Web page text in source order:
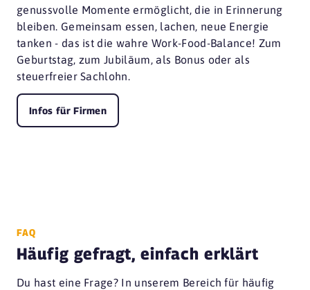
genussvolle Momente ermöglicht, die in Erinnerung
bleiben. Gemeinsam essen, lachen, neue Energie
tanken - das ist die wahre Work-Food-Balance! Zum
Geburtstag, zum Jubiläum, als Bonus oder als
steuerfreier Sachlohn.
Infos für Firmen
FAQ
Häufig gefragt, einfach erklärt
Du hast eine Frage? In unserem Bereich für häufig